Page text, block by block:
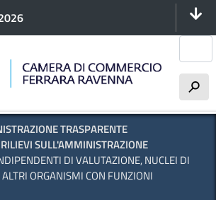
principale
h
TRASPARENTE
SULL'AMMINISTRAZIONE
DI VALUTAZIONE, NUCLEI DI
ORGANISMI CON FUNZIONI